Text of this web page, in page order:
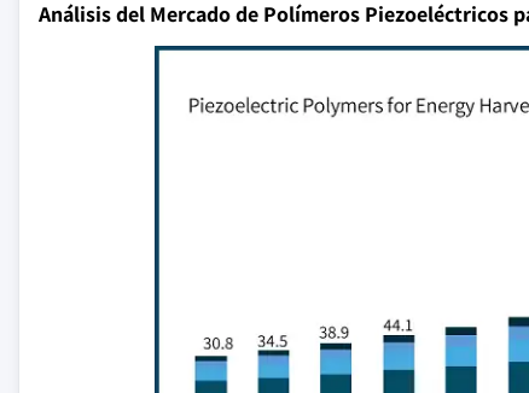
Análisis del Mercado de Polímeros Piezoeléctricos